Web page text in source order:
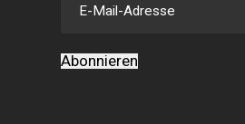
Mail-
Abonnieren